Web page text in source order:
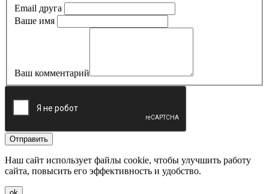
Email друга
Ваше имя
Ваш комментарий
Отправить
Наш сайт использует файлы cookie, чтобы улучшить работу
сайта, повысить его эффективность и удобство.